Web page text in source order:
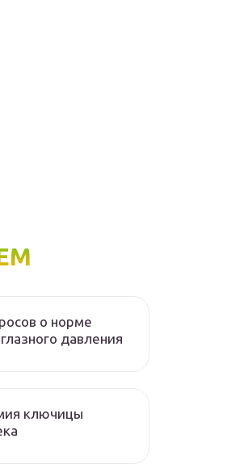
о норме
давления
ключицы